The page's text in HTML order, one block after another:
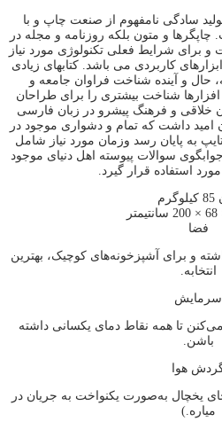
سادگی نامفهوم از صنعت چاپ و با
و متون بلکه روزنامه و مجله در
برای شرایط فعلی تکنولوژی مورد نیاز
کاربردی می باشد. کتابهای زیادی
و آینده شناخت فراوان جامعه و
شناخت بیشتری را برای طراحان
خلاقی و فرهنگ پیشرو در زبان فارسی
امید داشت که تمام و دشواری موجود در
به پایان رسد وزمان مورد نیاز شامل
سوالات پیوسته اهل دنیای موجود
استفاده قرار گیرد.
85 کیلوگرم
فضا
و برای آشپزخونه‌های کوچیک، بهترین
انتخابه.
سرمایش
تا همه نقاط دمای یکسانی داشته
باشن.
هوا
یخچال به‌صورت یکنواخت به جریان در
میاره.)